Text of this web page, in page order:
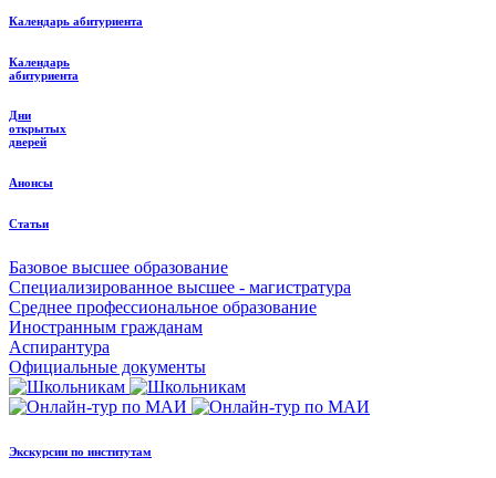
Календарь абитуриента
Календарь
абитуриента
Дни
открытых
дверей
Анонсы
Статьи
Базовое высшее образование
Специализированное высшее - магистратура
Среднее профессиональное образование
Иностранным гражданам
Аспирантура
Официальные документы
Экскурсии по институтам